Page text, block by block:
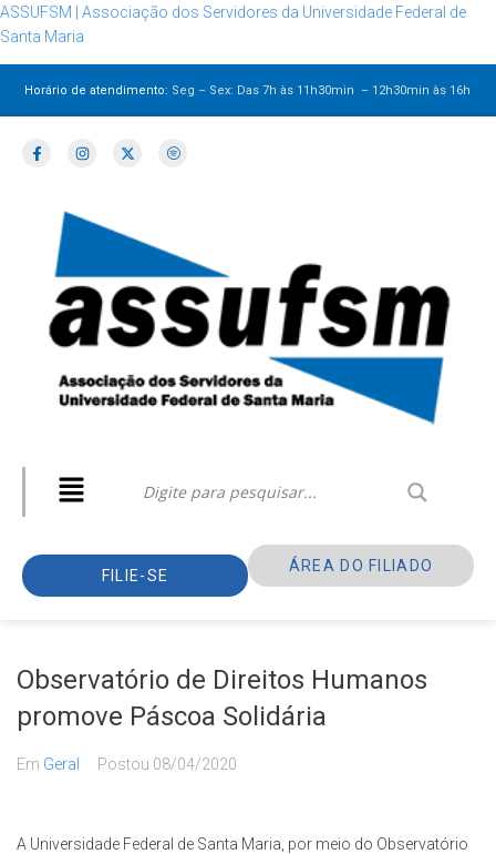
ASSUFSM | Associação dos Servidores da Universidade Federal de
Santa Maria
Horário de atendimento: Seg – Sex: Das 7h às 11h30min – 12h30minàs 16h
FILIE-SE
ÁREA DO FILIADO
Observatório de Direitos Humanos
promove Páscoa Solidária
Em Geral Postou 08/04/2020
A Universidade Federal de Santa Maria, por meio do Observatório